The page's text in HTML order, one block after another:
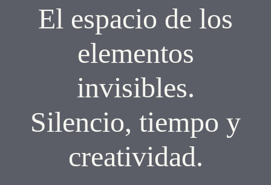
El espacio de los
elementos
invisibles.
Silencio, tiempo y
creatividad.